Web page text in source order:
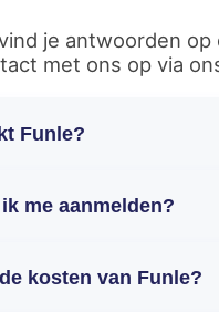
je antwoorden
met ons op via
Funle?
me aanmelden?
kosten van Funle?